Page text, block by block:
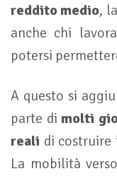
reddito medio,
anche chi
potersi
A questo si
parte di molti
reali di
La mobilità